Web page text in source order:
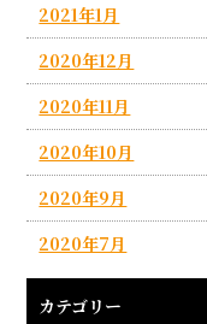
2021年1月
2020年12月
2020年11月
2020年10月
2020年9月
2020年7月
カテゴリー